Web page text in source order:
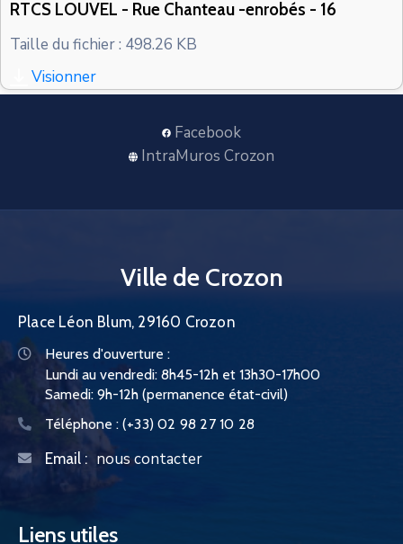
CONTACT
RTCS LOUVEL - Rue Chanteau -enrobés - 16
Taille du fichier : 498.26 KB
Visionner
Facebook
IntraMuros Crozon
Ville de Crozon
Place Léon Blum, 29160 Crozon
Heures d'ouverture :
Lundi au vendredi: 8h45-12h et 13h30-17h00
Samedi: 9h-12h (permanence état-civil)
Téléphone : (+33) 02 98 27 10 28
Email : nous contacter
Liens utiles